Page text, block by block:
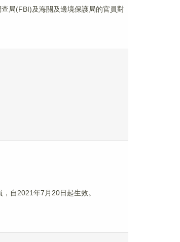
局(FBI)及海關及邊境保護局的官員對
自2021年7月20日起生效。